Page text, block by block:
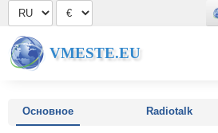
VMESTE.EU
Основное Radiotalk